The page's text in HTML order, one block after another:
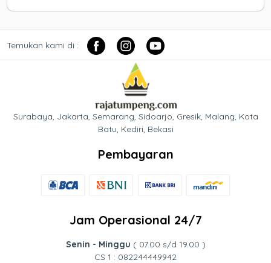
Temukan kami di :
Surabaya, Jakarta, Semarang, Sidoarjo, Gresik, Malang, Kota
Batu, Kediri, Bekasi
Pembayaran
Jam Operasional 24/7
Senin - Minggu ( 07.00 s/d 19.00 )
CS 1 : 082244449942